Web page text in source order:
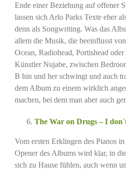
Ende einer Beziehung auf offener
lassen sich Arlo Parks Texte eher
denn als Songwriting. Was das
allem die Musik, die beeinflusst
Ocean, Radiohead, Portishead
Künstler Nujabe, zwischen
B hin und her schwingt und auch
dem Album zu einem wirklich
machen, bei dem man aber auch
The War on Drugs – I
Vom ersten Erklingen des Pianos
Opener des Albums wird klar, in
sich zu Hause fühlen, auch wenn